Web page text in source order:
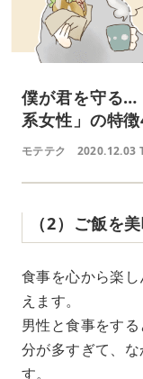
僕が君を守る…
系女性」の特
モテテク 2020.12.03
（2）ご飯を
食事を心から楽
えます。
男性と食事をす
分が多すぎて、
す。